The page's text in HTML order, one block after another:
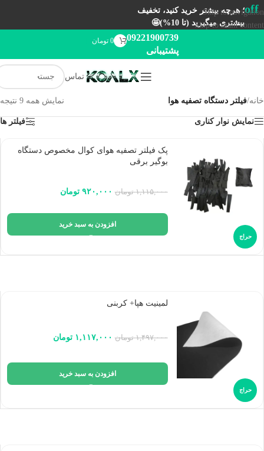
Skip to navigation
Skip to main content
off؛ هرچه بیشتر خرید کنید، تخفیف
بیشتری میگیرید (تا 10%)🤩
09221900739
پشتیبانی
0 تومان
تماس
خانه/فیلتر دستگاه تصفیه هوا نمایش همه 9 نتیجه
نمایش نوار کناری فیلتر ها
حراج
پک فیلتر تصفیه هوای کوال مخصوص دستگاه
بوگیر برقی
۱,۱۱۵,۰۰۰ تومان ۹۲۰,۰۰۰ تومان
افزودن به سبد خرید
حراج
لمینیت هپا+ کربنی
۱,۴۹۷,۰۰۰ تومان ۱,۱۱۷,۰۰۰ تومان
افزودن به سبد خرید